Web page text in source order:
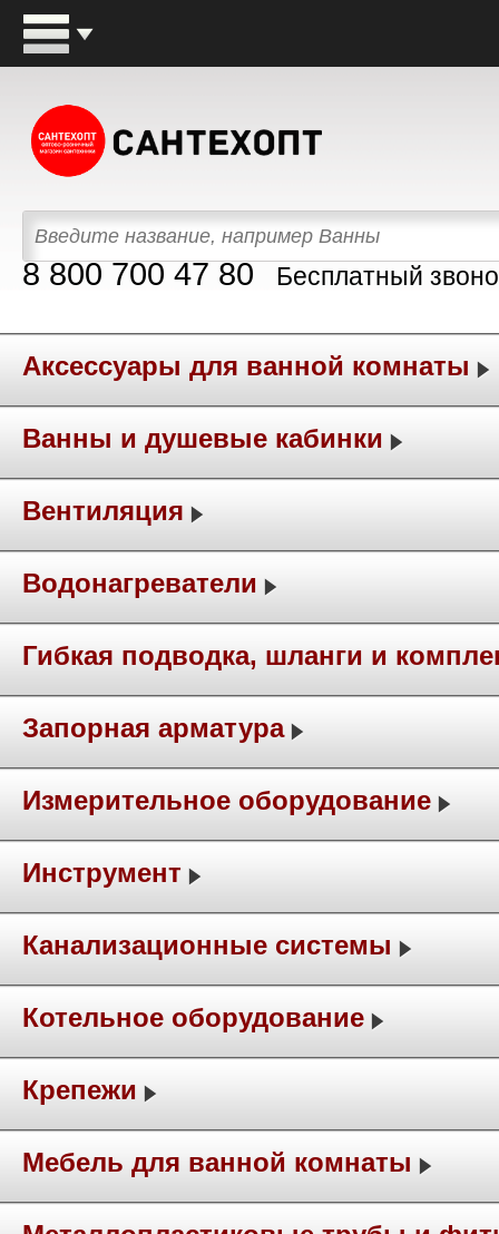
8 800 700 47 80 Бесплатный
Аксессуары для ванной комнаты
Ванны и душевые кабинки
Вентиляция
Водонагреватели
Гибкая подводка, шланги и
Запорная арматура
Измерительное оборудование
Инструмент
Канализационные системы
Котельное оборудование
Крепежи
Мебель для ванной комнаты